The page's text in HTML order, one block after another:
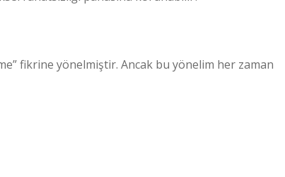
fikrine yönelmiştir. Ancak bu yönelim her zaman